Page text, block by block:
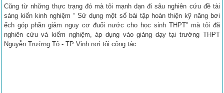
Cũng từ những thực trạng đó mà tôi mạnh dạn đi sâu nghiên cứu đề tài
sáng kiến kinh nghiệm “ Sử dụng một số bài tập hoàn thiện kỹ năng bơi
ếch góp phần giảm nguy cơ đuối nước cho học sinh THPT” mà tôi đã
nghiên cứu và kiểm nghiệm, áp dụng vào giảng dạy tại trường THPT
Nguyễn Trường Tộ - TP Vinh nơi tôi công tác.